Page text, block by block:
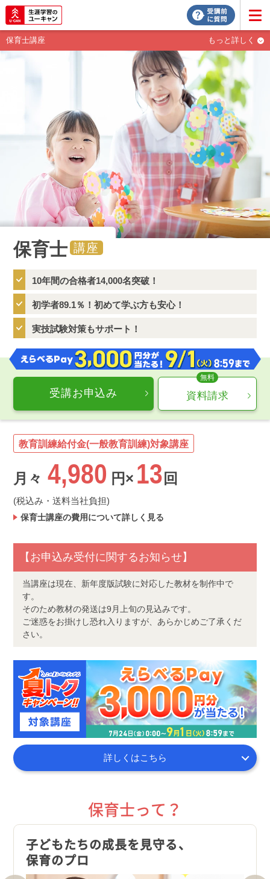
保育士講座 もっと詳しく
保育士 講座
10年間の合格者14,000名突破！
初学者89.1％！初めて学ぶ方も安心！
実技試験対策もサポート！
受講お申込み 資料請求
教育訓練給付金(一般教育訓練)対象講座
月々 4,980 円× 13 回
(税込み・送料当社負担)
保育士講座の費用について詳しく見る
【お申込み受付に関するお知らせ】
当講座は現在、新年度版試験に対応した教材を制作中で
す。
そのため教材の発送は9月上旬の見込みです。
ご迷惑をお掛けし恐れ入りますが、あらかじめご了承くだ
さい。
詳しくはこちら
保育士って？
子どもたちの成長を見守る、
保育のプロ